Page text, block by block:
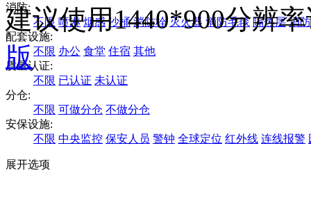
消防:
不限 喷淋 烟感 沙桶 消防栓 灭火器 消防毛毯 隔热层 消
配套设施:
不限 办公 食堂 住宿 其他
质量认证:
不限 已认证 未认证
分仓:
不限 可做分仓 不做分仓
安保设施:
不限 中央监控 保安人员 警钟 全球定位 红外线 连线报警
展开选项
建议使用1440*900分辨
版